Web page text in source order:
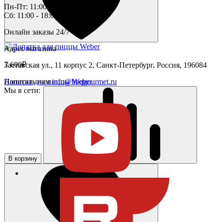
7 600₽
Лопатка для пиццы Weber
В корзину
Пн-Пт: 11:00 - 19:00
Сб: 11:00 - 18:00
Онлайн заказы 24/7
Адрес магазина
Заставская ул., 11 корпус 2, Санкт-Петербург, Россия, 196084
Написать нам info@bbqgourmet.ru
Мы в сети: